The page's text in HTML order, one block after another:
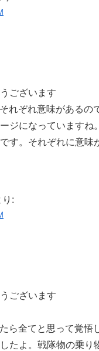
ございます
れぞれ意味があるの
ジになっていますね
す。それぞれに意味
り:
ございます
ら全てと思って覚悟
たよ。戦隊物の乗り